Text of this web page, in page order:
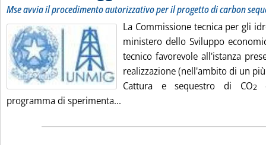
Mse avvia il procedimento autorizzativo per il progetto di carbon
La Commissione tecnica per gli
ministero dello Sviluppo
tecnico favorevole all'istanza
realizzazione (nell'ambito di un
Cattura e sequestro di CO2
programma di sperimenta...